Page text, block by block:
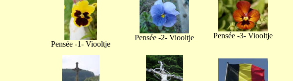
Pensée -1- Viooltje
Pensée -2- Viooltje
Pensée -3- Viooltje